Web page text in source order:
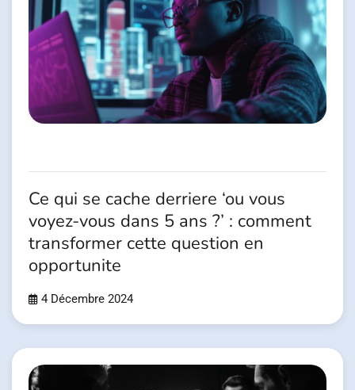
Ce qui se cache derriere ‘ou vous
voyez-vous dans 5 ans ?’ : comment
transformer cette question en
opportunite
4 Décembre 2024